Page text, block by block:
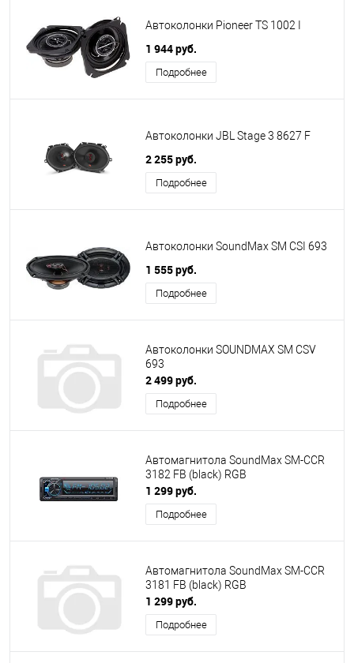
Автоколонки Pioneer TS 1002 I
1 944 руб.
Подробнее
Автоколонки JBL Stage 3 8627 F
2 255 руб.
Подробнее
Автоколонки SoundMax SM CSI 693
1 555 руб.
Подробнее
Автоколонки SOUNDMAX SM CSV
693
2 499 руб.
Подробнее
Автомагнитола SoundMax SM-CCR
3182 FB (black) RGB
1 299 руб.
Подробнее
Автомагнитола SoundMax SM-CCR
3181 FB (black) RGB
1 299 руб.
Подробнее